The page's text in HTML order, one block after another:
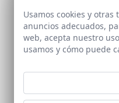
Usamos cookies y
anuncios adecuados,
web, acepta nuestro
usamos y cómo puede